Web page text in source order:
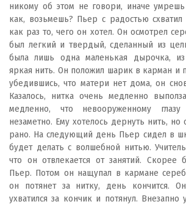
никому об этом не говори, иначе
как, возьмешь? Пьер с радостью
как раз то, чего он хотел. Он осмотрел
был легкий и твердый, сделанный из
была лишь одна маленькая дырочка, из
яркая нить. Он положил шарик в карман и
убедившись, что матери нет дома, он
Казалось, нитка очень медленно
медленно, что невооруженному
незаметно. Ему хотелось дернуть нить,
рано. На следующий день Пьер сидел в
будет делать с волшебной нитью.
что он отвлекается от занятий. Скорее
Пьер. Потом он нащупал в кармане
он потянет за нитку, день кончится.
ухватился за кончик и потянул. Внезапно